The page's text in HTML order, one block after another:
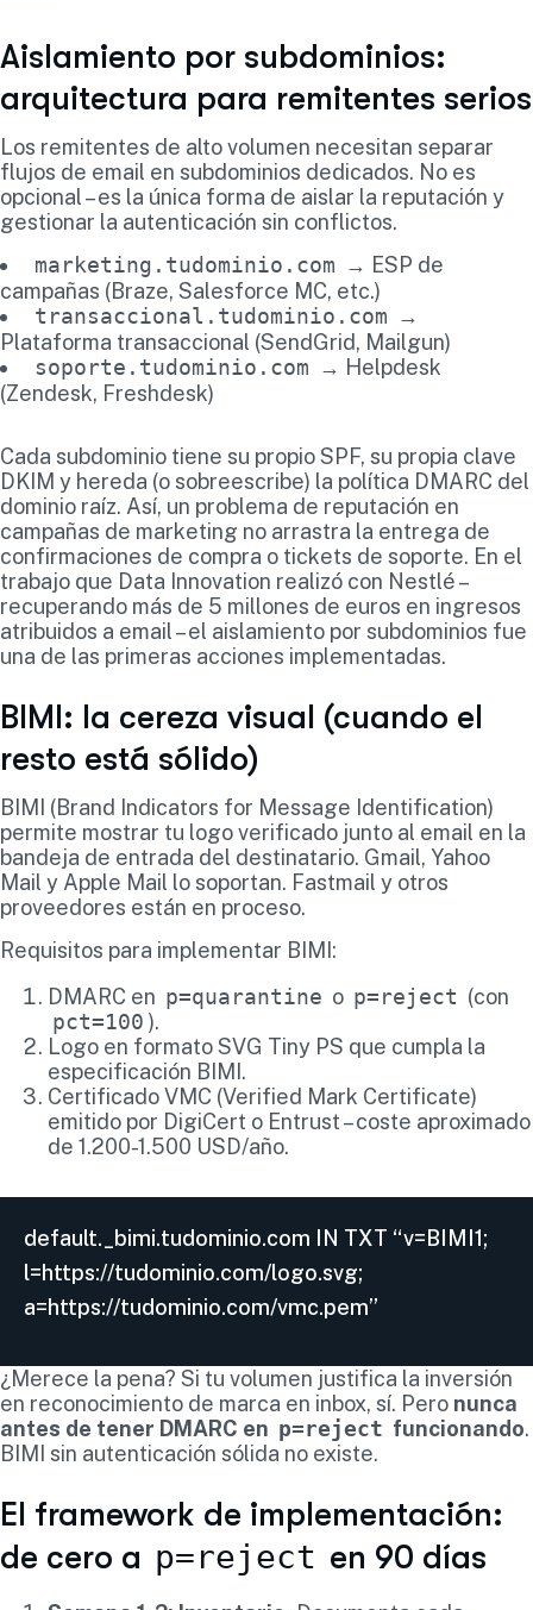
Aislamiento por subdominios:
arquitectura para remitentes serios
Los remitentes de alto volumen necesitan separar
flujos de email en subdominios dedicados. No es
opcional – es la única forma de aislar la reputación y
gestionar la autenticación sin conflictos.
marketing.tudominio.com → ESP de
campañas (Braze, Salesforce MC, etc.)
transaccional.tudominio.com →
Plataforma transaccional (SendGrid, Mailgun)
soporte.tudominio.com → Helpdesk
(Zendesk, Freshdesk)
Cada subdominio tiene su propio SPF, su propia clave
DKIM y hereda (o sobreescribe) la política DMARC del
dominio raíz. Así, un problema de reputación en
campañas de marketing no arrastra la entrega de
confirmaciones de compra o tickets de soporte. En el
trabajo que Data Innovation realizó con Nestlé –
recuperando más de 5 millones de euros en ingresos
atribuidos a email – el aislamiento por subdominios fue
una de las primeras acciones implementadas.
BIMI: la cereza visual (cuando el
resto está sólido)
BIMI (Brand Indicators for Message Identification)
permite mostrar tu logo verificado junto al email en la
bandeja de entrada del destinatario. Gmail, Yahoo
Mail y Apple Mail lo soportan. Fastmail y otros
proveedores están en proceso.
Requisitos para implementar BIMI:
DMARC en p=quarantine o p=reject (con
pct=100 ).
Logo en formato SVG Tiny PS que cumpla la
especificación BIMI.
Certificado VMC (Verified Mark Certificate)
emitido por DigiCert o Entrust – coste aproximado
de 1.200-1.500 USD/año.
default._bimi.tudominio.com IN TXT “v=BIMI1;
l=https://tudominio.com/logo.svg;
a=https://tudominio.com/vmc.pem”
¿Merece la pena? Si tu volumen justifica la inversión
en reconocimiento de marca en inbox, sí. Pero nunca
antes de tener DMARC en p=reject funcionando.
BIMI sin autenticación sólida no existe.
El framework de implementación:
de cero a p=reject en 90 días